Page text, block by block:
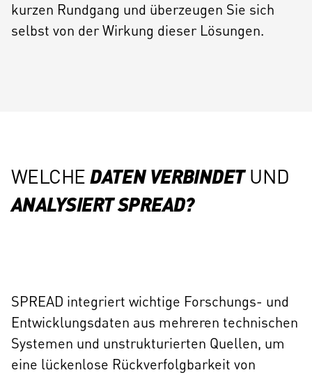
kurzen Rundgang und überzeugen Sie sich
selbst von der Wirkung dieser Lösungen.
WELCHEDATEN VERBINDETUND
ANALYSIERT SPREAD?
SPREAD integriert wichtige Forschungs- und
Entwicklungsdaten aus mehreren technischen
Systemen und unstrukturierten Quellen, um
eine lückenlose Rückverfolgbarkeit von